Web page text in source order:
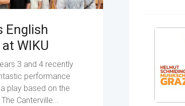
English
WIKU
3 and 4 recently
performance
play based on the
Canterville...